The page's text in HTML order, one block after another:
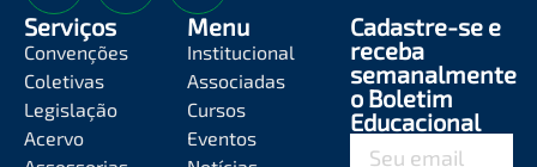
Serviços
Convenções
Coletivas
Legislação
Acervo
Menu
Institucional
Associadas
Cursos
Eventos
Cadastre-se e
receba
semanalmente
o Boletim
Educacional